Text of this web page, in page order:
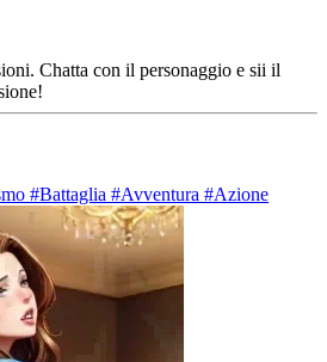
Chatta con il personaggio e sii il
#Battaglia #Avventura #Azione